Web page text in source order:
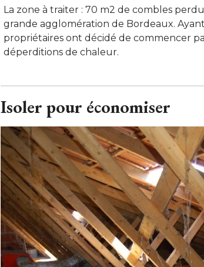
La zone à traiter : 70 m2 de combles
grande agglomération de Bordeaux.
propriétaires ont décidé de commencer
déperditions de chaleur.
Isoler pour économiser